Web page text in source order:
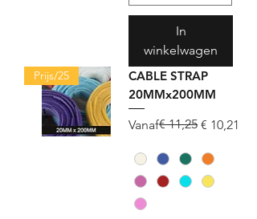
In
winkelwagen
Prijs/25
CABLE STRAP
20MMx200MM
Vanaf
Normale prijs
€ 11,25 € 10,21
Verkoopprijs